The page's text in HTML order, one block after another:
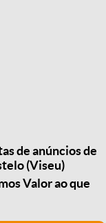
de anúncios de
(Viseu)
Valor ao que